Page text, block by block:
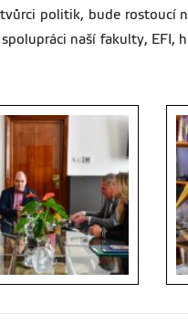
politik, bude rostoucí
naší fakulty,